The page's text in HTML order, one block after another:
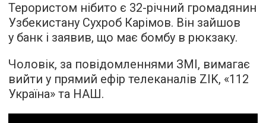
Терористом нібито є 32-річний громадянин
Узбекистану Сухроб Карімов. Він зайшов
у банк і заявив, що має бомбу в рюкзаку.
Чоловік, за повідомленнями ЗМІ, вимагає
вийти у прямий ефір телеканалів ZIK, «112
Україна» та НАШ.